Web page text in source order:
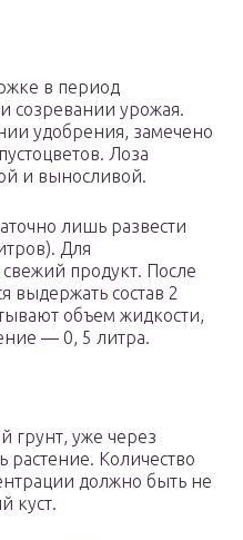
в период
созревании урожая.
удобрения, замечено
Лоза
и выносливой.
лишь развести
Для
продукт. После
выдержать состав 2
объем жидкости,
— 0, 5 литра.
грунт, уже через
растение. Количество
должно быть не
куст.